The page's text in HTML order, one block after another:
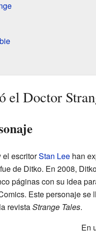
el Doctor
escritorStan Leehan
de Ditko. En 2008,
páginas con su idea
Este personaje se
revistaStrange Tales.
En